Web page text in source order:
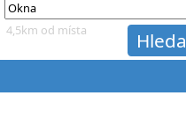
4,5km od místa